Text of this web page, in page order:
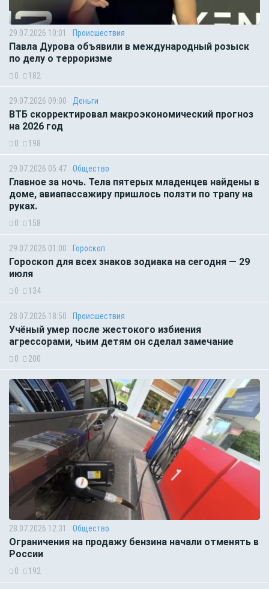
29.07.2026 10:01 Происшествия
Павла Дурова объявили в международный розыск
по делу о терроризме
0 182
29.07.2026 09:00 Деньги
ВТБ скорректировал макроэкономический прогноз
на 2026 год
0 198
29.07.2026 05:47 Общество
Главное за ночь. Тела пятерых младенцев найдены в
доме, авиапассажиру пришлось ползти по трапу на
руках.
0 158
29.07.2026 01:00 Гороскоп
Гороскоп для всех знаков зодиака на сегодня — 29
июля
0 134
28.07.2026 18:50 Происшествия
Учёный умер после жестокого избиения
агрессорами, чьим детям он сделал замечание
0 200
28.07.2026 12:31 Общество
Ограничения на продажу бензина начали отменять в
России
0 192